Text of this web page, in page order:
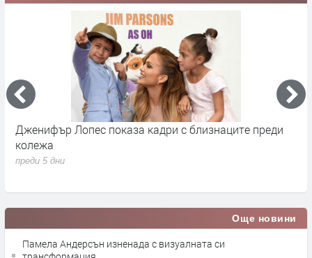
Сватбата на Кристиано Роналдо и Джорджина
Родригес и какво знаем дотук, освен че ще е другата
седмица
Още новини
Памела Андерсън изненада с визуалната си